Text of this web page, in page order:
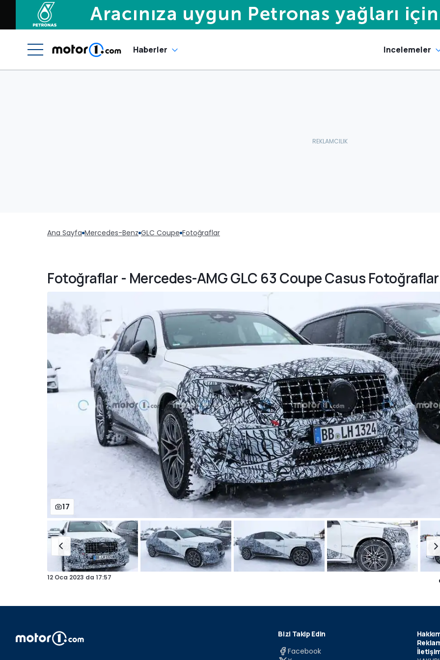
Haberler Incelemeler
Ana Sayfa Mercedes-Benz GLC Coupe Fotoğraflar
Fotoğraflar - Mercedes-AMG GLC 63 Coupe Casus
17
12 Oca 2023 da 17:57
Bizi Takip Edin
Facebook